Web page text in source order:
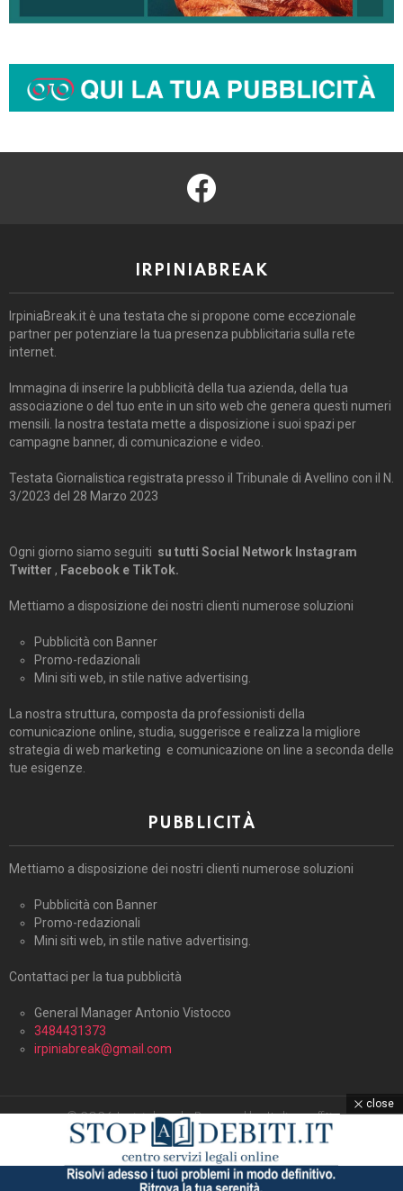
facebook
IRPINIABREAK
IrpiniaBreak.it è una testata che si propone come eccezionale
partner per potenziare la tua presenza pubblicitaria sulla rete
internet.
Immagina di inserire la pubblicità della tua azienda, della tua
associazione o del tuo ente in un sito web che genera questi numeri
mensili. la nostra testata mette a disposizione i suoi spazi per
campagne banner, di comunicazione e video.
Testata Giornalistica registrata presso il Tribunale di Avellino con il N.
3/2023 del 28 Marzo 2023
Ogni giorno siamo seguiti su tutti Social Network Instagram
Twitter , Facebook e TikTok.
Mettiamo a disposizione dei nostri clienti numerose soluzioni
Pubblicità con Banner
Promo-redazionali
Mini siti web, in stile native advertising.
La nostra struttura, composta da professionisti della
comunicazione online, studia, suggerisce e realizza la migliore
strategia di web marketing e comunicazione on line a seconda delle
tue esigenze.
PUBBLICITÀ
Mettiamo a disposizione dei nostri clienti numerose soluzioni
Pubblicità con Banner
Promo-redazionali
Mini siti web, in stile native advertising.
Contattaci per la tua pubblicità
General Manager Antonio Vistocco
3484431373
irpiniabreak@gmail.com
© 2026 Irpiniabreak. Powered by Italiagraffiti.
Home Contattaci Cookie Policy (UE)
close